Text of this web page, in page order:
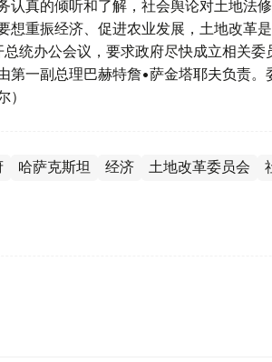
认真的倾听和了解，社会舆论对土地法
想重振经济、促进农业发展，土地改革
统办公会议，要求政府尽快成立相关
第一副总理巴赫特詹•萨金塔耶夫负责
哈萨克斯坦 经济 土地改革委员会